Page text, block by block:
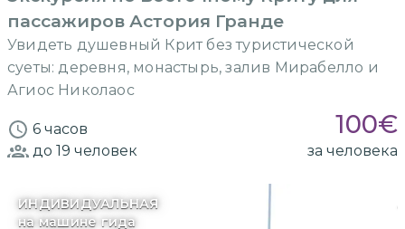
пассажиров Астория Гранде
Увидеть душевный Крит без туристической
суеты: деревня, монастырь, залив Мирабелло и
Агиос Николаос
6 часов 100€
до 19 человек за человека
ИНДИВИДУАЛЬНАЯ
на машине гида